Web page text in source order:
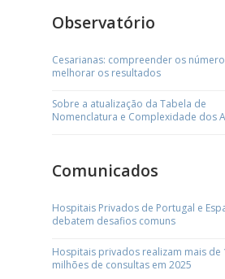
Observatório
Cesarianas: compreender os
melhorar os resultados
Sobre a atualização da Tabela de
Nomenclatura e Complexidade dos
Comunicados
Hospitais Privados de Portugal e
debatem desafios comuns
Hospitais privados realizam mais de
milhões de consultas em 2025